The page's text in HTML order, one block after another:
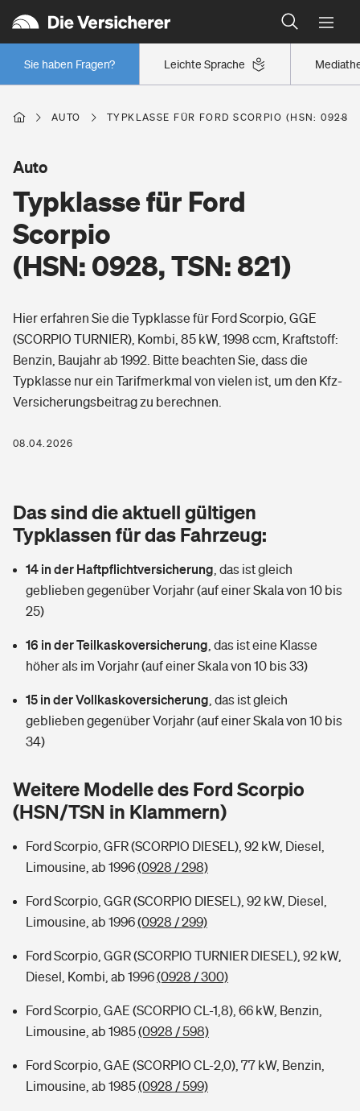
Leichte Sprache
Sie haben Fragen?
Wer versichert was: Jetzt Versicherer finden
Regionalklassen: So ist Ihre Region eingestuft
Wer versichert was: Jetzt Versicherer finden
Berufsunfähigkeitsversicherung
Erwerbsunfähigkeitsversicherung
Arbeitsrechtsschutz
Berufshaftpflichtversicherung
Rentenrechner: Wie viel Geld bekomme ich im Alter?
Wer versichert was: Jetzt Versicherer finden
Sie haben Fragen?
Wohnen
Wohngebäudeversicherung
Hausratversicherung
Elementarversicherung
Photovoltaik
Wärmepumpen versichern
Vermieterrrechtsschutz
Mietkautionsversicherung
Restkreditversicherung
Zur Übersicht
Tools
Wer versichert was: Jetzt Versicherer finden
Sie haben Fragen?
Pri­vate Haft­pflicht­
Rechts­schutz­ver­si­che­rung
Kinderunfall­ver­si­che­rung
Reiseversicherung
Handyversicherung
Musikinstrumentenversicherung
Zur Übersicht
Tools
Kinderunfall-Check: Mehr Sicherheit für deine Kids
Sie haben Fragen?
Gesundheit
Private Krankenversicherung
Tierkrankenversicherung
Zur Übersicht
Sie haben Fragen?
AUTO TYPKLASSE FÜR FORD SCORPIO (HSN: 0928,
Typklasse für Ford
Scorpio
(HSN: 0928, TSN: 821)
Auto
Hier erfahren Sie die Typklasse für Ford Scorpio, GGE
(SCORPIO TURNIER), Kombi, 85 kW, 1998 ccm, Kraftstoff:
Benzin, Baujahr ab 1992. Bitte beachten Sie, dass die
Typklasse nur ein Tarifmerkmal von vielen ist, um den Kfz-
Versicherungsbeitrag zu berechnen.
08.04.2026
Das sind die aktuell gültigen
Typklassen für das Fahrzeug:
14 in der Haftpflichtversicherung das ist gleich
geblieben gegenüber Vorjahr (auf einer Skala von 10 bis
25)
16 in der Teilkaskoversicherung das ist eine Klasse
höher als im Vorjahr (auf einer Skala von 10 bis 33)
15 in der Vollkaskoversicherung das ist gleich
geblieben gegenüber Vorjahr (auf einer Skala von 10 bis
34)
Weitere Modelle des Ford Scorpio
(HSN/TSN in Klammern)
Ford Scorpio, GFR (SCORPIO DIESEL), 92 kW, Diesel,
Limousine, ab 1996(0928 / 298)
Ford Scorpio, GGR (SCORPIO DIESEL), 92 kW, Diesel,
Limousine, ab 1996(0928 / 299)
Ford Scorpio, GGR (SCORPIO TURNIER DIESEL), 92 kW,
Diesel, Kombi, ab 1996(0928 / 300)
Ford Scorpio, GAE (SCORPIO CL-1,8), 66 kW, Benzin,
Limousine, ab 1985(0928 / 598)
Ford Scorpio, GAE (SCORPIO CL-2,0), 77 kW, Benzin,
Limousine, ab 1985(0928 / 599)